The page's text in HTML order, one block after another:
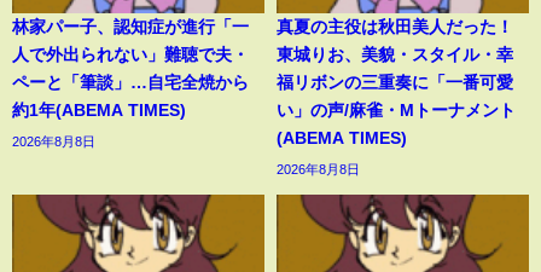
林家パー子、認知症が進行「一
人で外出られない」難聴で夫・
ペーと「筆談」…自宅全焼から
約1年(ABEMA TIMES)
2026年8月8日
真夏の主役は秋田美人だった！
東城りお、美貌・スタイル・幸
福リボンの三重奏に「一番可愛
い」の声/麻雀・Mトーナメント
(ABEMA TIMES)
2026年8月8日